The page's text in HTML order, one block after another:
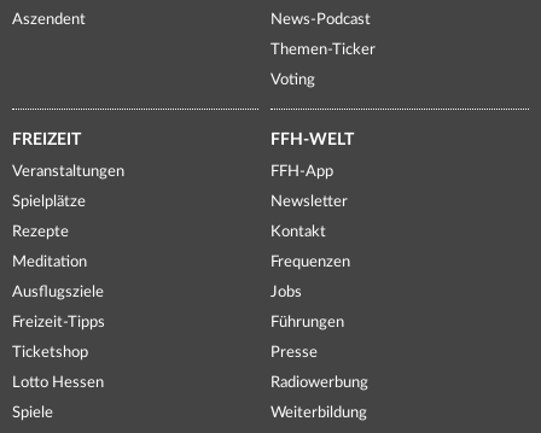
Aszendent
News-Podcast
Themen-Ticker
Voting
FREIZEIT
Veranstaltungen
Spielplätze
Rezepte
Meditation
Ausflugsziele
Freizeit-Tipps
Ticketshop
Lotto Hessen
Spiele
FFH-WELT
FFH-App
Newsletter
Kontakt
Frequenzen
Jobs
Führungen
Presse
Radiowerbung
Weiterbildung